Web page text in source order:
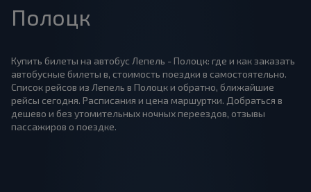
Полоцк
Купить билеты на автобус Лепель - Полоцк: где и как заказать
автобусные билеты в, стоимость поездки в самостоятельно.
Список рейсов из Лепель в Полоцк и обратно, ближайшие
рейсы сегодня. Расписания и цена маршуртки. Добраться в
дешево и без утомительных ночных переездов, отзывы
пассажиров о поездке.